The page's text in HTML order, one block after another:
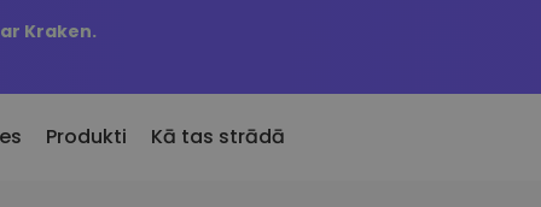
Kraken.
Produkti Kā tas strādā